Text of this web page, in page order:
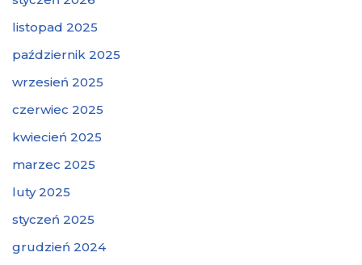
listopad 2025
październik 2025
wrzesień 2025
czerwiec 2025
kwiecień 2025
marzec 2025
luty 2025
styczeń 2025
grudzień 2024